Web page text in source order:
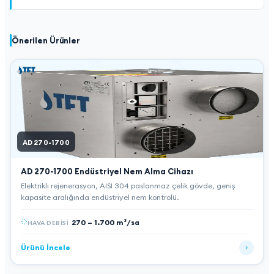
Önerilen Ürünler
AD 270-1700
AD 270-1700 Endüstriyel Nem Alma Cihazı
Elektrikli rejenerasyon, AISI 304 paslanmaz çelik gövde, geniş
kapasite aralığında endüstriyel nem kontrolü.
HAVA DEBISI 270 – 1.700 m³/sa
Ürünü İncele